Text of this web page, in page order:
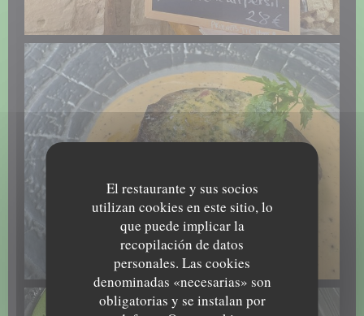
El restaurante y sus socios
utilizan cookies en este sitio, lo
que puede implicar la
recopilación de datos
personales. Las cookies
denominadas «necesarias» son
obligatorias y se instalan por